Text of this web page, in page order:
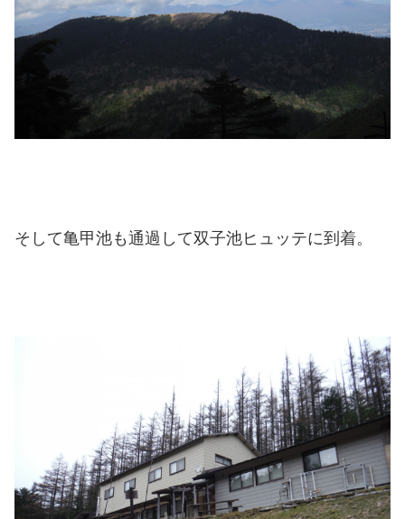
そして亀甲池も通過して双子池ヒュッテに到着。